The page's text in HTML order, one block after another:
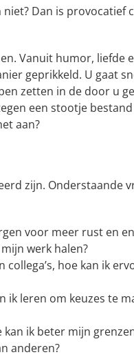
Dan is provocatief
Vanuit humor, liefde
geprikkeld. U gaat
zetten in de door u
een stootje
aan?
zijn. Onderstaande
voor meer rust en
werk halen?
hoe kan ik
ik leren om keuzes te
ik beter mijn
anderen?